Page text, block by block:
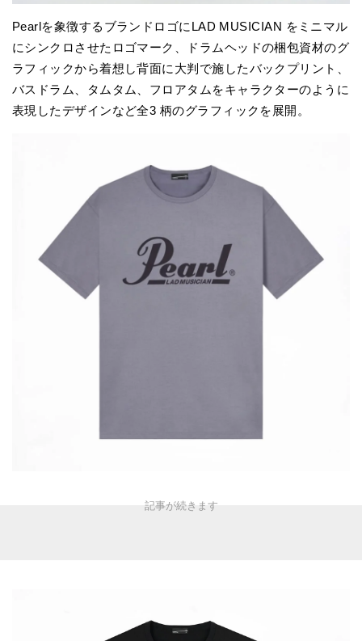
Pearlを象徴するブランドロゴにLAD MUSICIAN をミニマル
にシンクロさせたロゴマーク、ドラムヘッドの梱包資材のグ
ラフィックから着想し背面に大判で施したバックプリント、
バスドラム、タムタム、フロアタムをキャラクターのように
表現したデザインなど全3 柄のグラフィックを展開。